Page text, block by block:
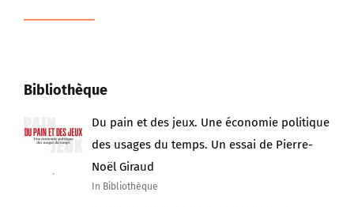
Bibliothèque
Du pain et des jeux. Une économie politique
des usages du temps. Un essai de Pierre-
Noël Giraud
In Bibliothèque